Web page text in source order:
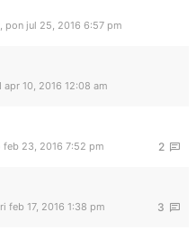
, pon jul 25, 2016 6:57 pm
apr 10, 2016 12:08 am
2
feb 23, 2016 7:52 pm
3
feb 17, 2016 1:38 pm